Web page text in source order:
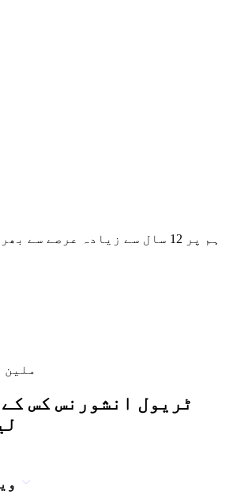
ہم پر 12 سال سے زیادہ عرصے سے بھروسہ کیا جا رہا ہے
2.6+